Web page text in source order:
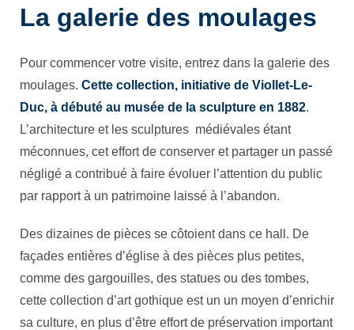
La galerie des moulages
Pour commencer votre visite, entrez dans la galerie des
moulages. Cette collection, initiative de Viollet-Le-
Duc, à débuté au musée de la sculpture en 1882.
L’architecture et les sculptures médiévales étant
méconnues, cet effort de conserver et partager un passé
négligé a contribué à faire évoluer l’attention du public
par rapport à un patrimoine laissé à l’abandon.
Des dizaines de pièces se côtoient dans ce hall. De
façades entières d’église à des pièces plus petites,
comme des gargouilles, des statues ou des tombes,
cette collection d’art gothique est un un moyen d’enrichir
sa culture, en plus d’être effort de préservation important